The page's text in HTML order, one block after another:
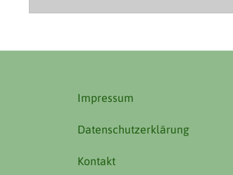
Impressum
Datenschutzerklärung
Kontakt